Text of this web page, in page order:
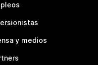
y medios